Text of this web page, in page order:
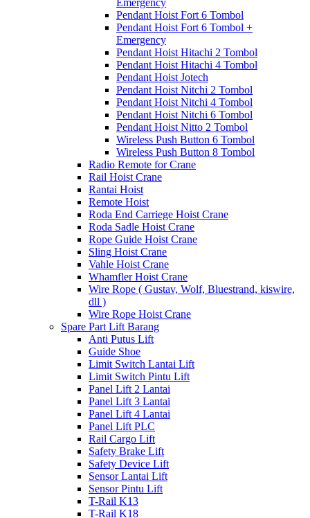
Emergency
Pendant Hoist Fort 6 Tombol
Pendant Hoist Fort 6 Tombol +
Emergency
Pendant Hoist Hitachi 2 Tombol
Pendant Hoist Hitachi 4 Tombol
Pendant Hoist Jotech
Pendant Hoist Nitchi 2 Tombol
Pendant Hoist Nitchi 4 Tombol
Pendant Hoist Nitchi 6 Tombol
Pendant Hoist Nitto 2 Tombol
Wireless Push Button 6 Tombol
Wireless Push Button 8 Tombol
Radio Remote for Crane
Rail Hoist Crane
Rantai Hoist
Remote Hoist
Roda End Carriege Hoist Crane
Roda Sadle Hoist Crane
Rope Guide Hoist Crane
Sling Hoist Crane
Vahle Hoist Crane
Whamfler Hoist Crane
Wire Rope ( Gustav, Wolf, Bluestrand, kiswire,
dll )
Wire Rope Hoist Crane
Spare Part Lift Barang
Anti Putus Lift
Guide Shoe
Limit Switch Lantai Lift
Limit Switch Pintu Lift
Panel Lift 2 Lantai
Panel Lift 3 Lantai
Panel Lift 4 Lantai
Panel Lift PLC
Rail Cargo Lift
Safety Brake Lift
Safety Device Lift
Sensor Lantai Lift
Sensor Pintu Lift
T-Rail K13
T-Rail K18